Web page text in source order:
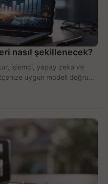
nasıl şekillenecek?
işlemci, yapay zeka ve
uygun modeli doğru